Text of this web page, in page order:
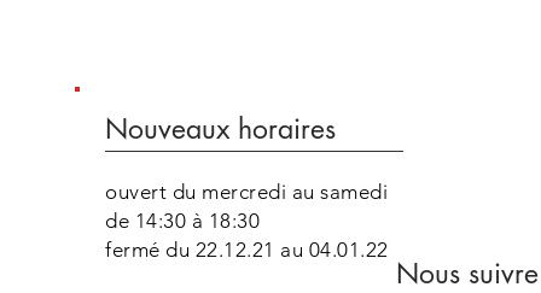
Nouveaux horaires
ouvert du mercredi au samedi
de 14:30 à 18:30
fermé du 22.12.21 au 04.01.22
Nous suivre